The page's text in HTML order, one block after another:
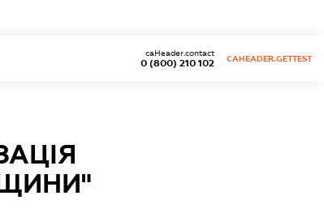
0 (800) 210 102
caHeader.contact
CAHEADER.GETTEST